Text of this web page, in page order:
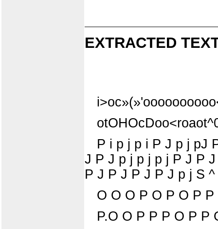
EXTRACTED
P i p j p i P J p j pJ
J P J p j p j p j P J P
P J P J P J P J p j S ^
O O O P O P O P
P.O O P P P O P P